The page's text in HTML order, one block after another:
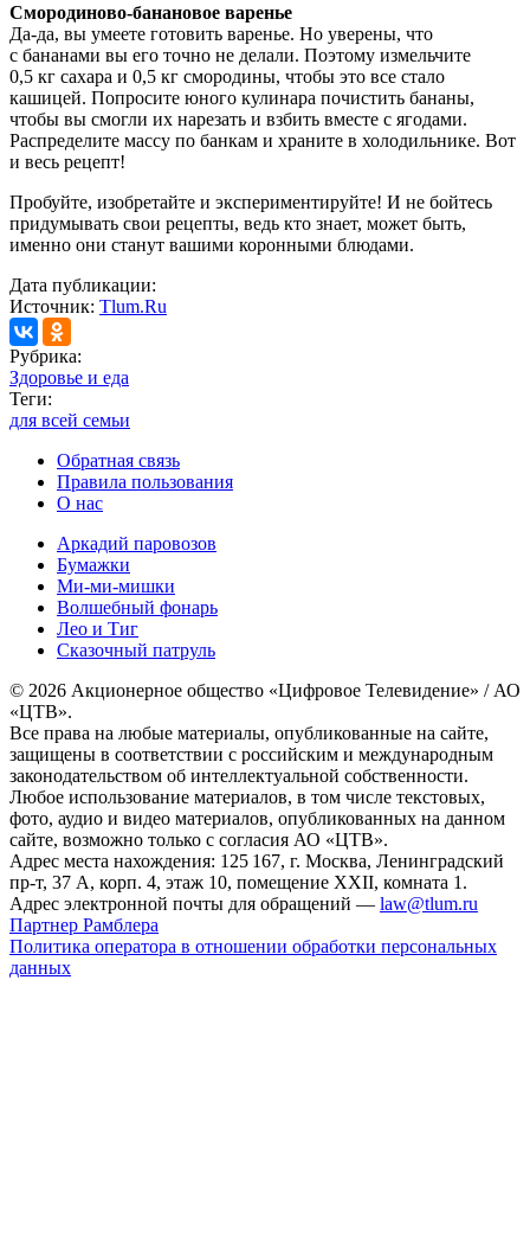
Смородиново-банановое варенье
Да-да, вы умеете готовить варенье. Но уверены, что
с бананами вы его точно не делали. Поэтому измельчите
0,5 кг сахара и 0,5 кг смородины, чтобы это все стало
кашицей. Попросите юного кулинара почистить бананы,
чтобы вы смогли их нарезать и взбить вместе с ягодами.
Распределите массу по банкам и храните в холодильнике. Вот
и весь рецепт!
Пробуйте, изобретайте и экспериментируйте! И не бойтесь
придумывать свои рецепты, ведь кто знает, может быть,
именно они станут вашими коронными блюдами.
Дата публикации:
Источник: Tlum.Ru
Рубрика:
Здоровье и еда
Теги:
для всей семьи
Обратная связь
Правила пользования
О нас
Аркадий паровозов
Бумажки
Ми-ми-мишки
Волшебный фонарь
Лео и Тиг
Сказочный патруль
© 2026 Акционерное общество «Цифровое Телевидение» / АО
«ЦТВ».
Все права на любые материалы, опубликованные на сайте,
защищены в соответствии с российским и международным
законодательством об интеллектуальной собственности.
Любое использование материалов, в том числе текстовых,
фото, аудио и видео материалов, опубликованных на данном
сайте, возможно только с согласия АО «ЦТВ».
Адрес места нахождения: 125 167, г. Москва, Ленинградский
пр-т, 37 А, корп. 4, этаж 10, помещение XXII, комната 1.
Адрес электронной почты для обращений — law@tlum.ru
Партнер Рамблера
Политика оператора в отношении обработки персональных
данных